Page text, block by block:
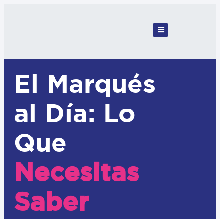
El Marqués
al Día: Lo
Que
Necesitas
Saber